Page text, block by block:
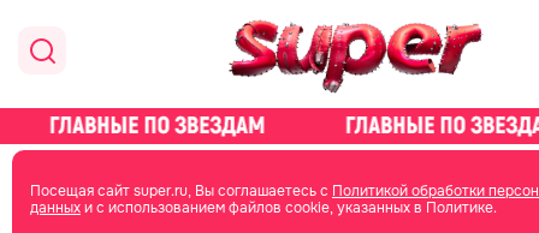
Посещая сайт super.ru, Вы соглашаетесь с Политикой обработки
данныхи с использованием файлов cookie, указанных в Политике.
главная новости о звездах